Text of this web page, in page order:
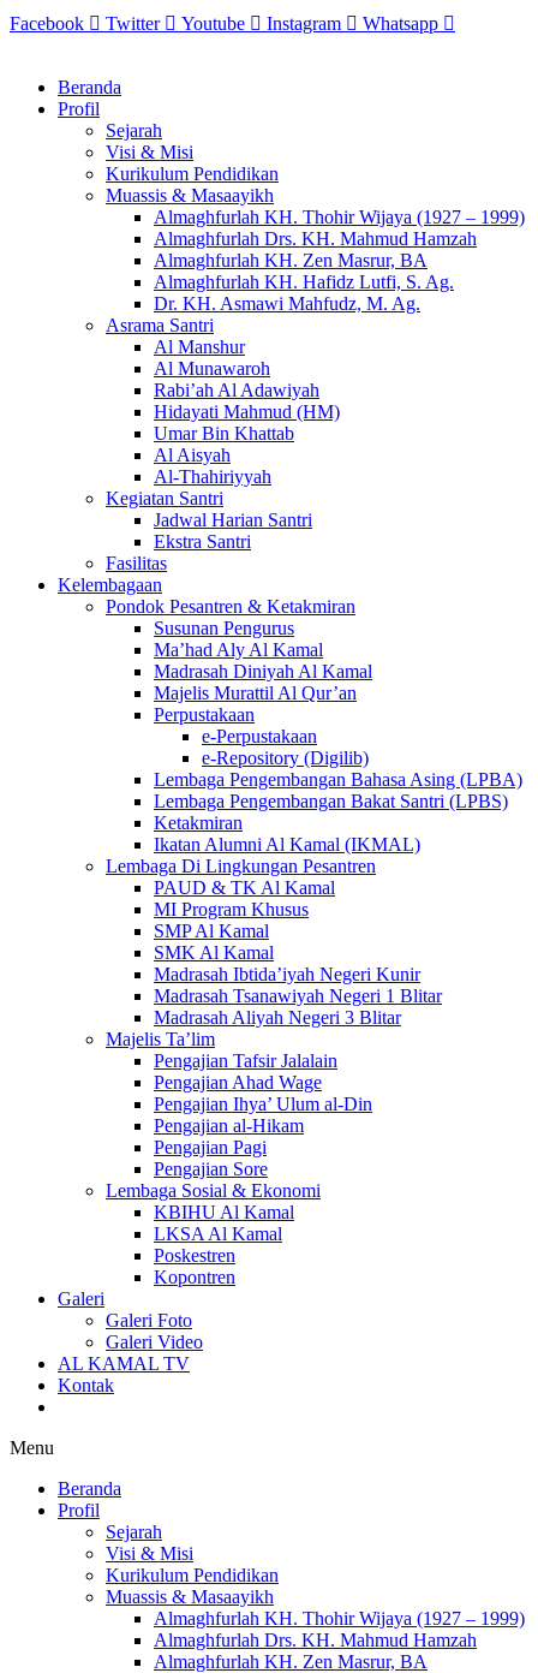
Skip
Facebook Twitter Youtube Instagram Whatsapp
Beranda
Profil
Sejarah
Visi & Misi
Kurikulum Pendidikan
Muassis & Masaayikh
Almaghfurlah KH. Thohir Wijaya (1927 – 1999)
Almaghfurlah Drs. KH. Mahmud Hamzah
Almaghfurlah KH. Zen Masrur, BA
Almaghfurlah KH. Hafidz Lutfi, S. Ag.
Dr. KH. Asmawi Mahfudz, M. Ag.
Asrama Santri
Al Manshur
Al Munawaroh
Rabi’ah Al Adawiyah
Hidayati Mahmud (HM)
Umar Bin Khattab
Al Aisyah
Al-Thahiriyyah
Kegiatan Santri
Jadwal Harian Santri
Ekstra Santri
Fasilitas
Kelembagaan
Pondok Pesantren & Ketakmiran
Susunan Pengurus
Ma’had Aly Al Kamal
Madrasah Diniyah Al Kamal
Majelis Murattil Al Qur’an
Perpustakaan
e-Perpustakaan
e-Repository (Digilib)
Lembaga Pengembangan Bahasa Asing (LPBA)
Lembaga Pengembangan Bakat Santri (LPBS)
Ketakmiran
Ikatan Alumni Al Kamal (IKMAL)
Lembaga Di Lingkungan Pesantren
PAUD & TK Al Kamal
MI Program Khusus
SMP Al Kamal
SMK Al Kamal
Madrasah Ibtida’iyah Negeri Kunir
Madrasah Tsanawiyah Negeri 1 Blitar
Madrasah Aliyah Negeri 3 Blitar
Majelis Ta’lim
Pengajian Tafsir Jalalain
Pengajian Ahad Wage
Pengajian Ihya’ Ulum al-Din
Pengajian al-Hikam
Pengajian Pagi
Pengajian Sore
Lembaga Sosial & Ekonomi
KBIHU Al Kamal
LKSA Al Kamal
Poskestren
Kopontren
Galeri
Galeri Foto
Galeri Video
AL KAMAL TV
Kontak
Menu
Beranda
Profil
Sejarah
Visi & Misi
Kurikulum Pendidikan
Muassis & Masaayikh
Almaghfurlah KH. Thohir Wijaya (1927 – 1999)
Almaghfurlah Drs. KH. Mahmud Hamzah
Almaghfurlah KH. Zen Masrur, BA